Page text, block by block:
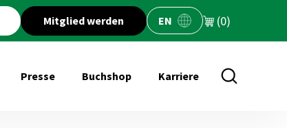
Mitglied werden EN (0)
Presse Buchshop
Untermenü öffnen für
Karriere